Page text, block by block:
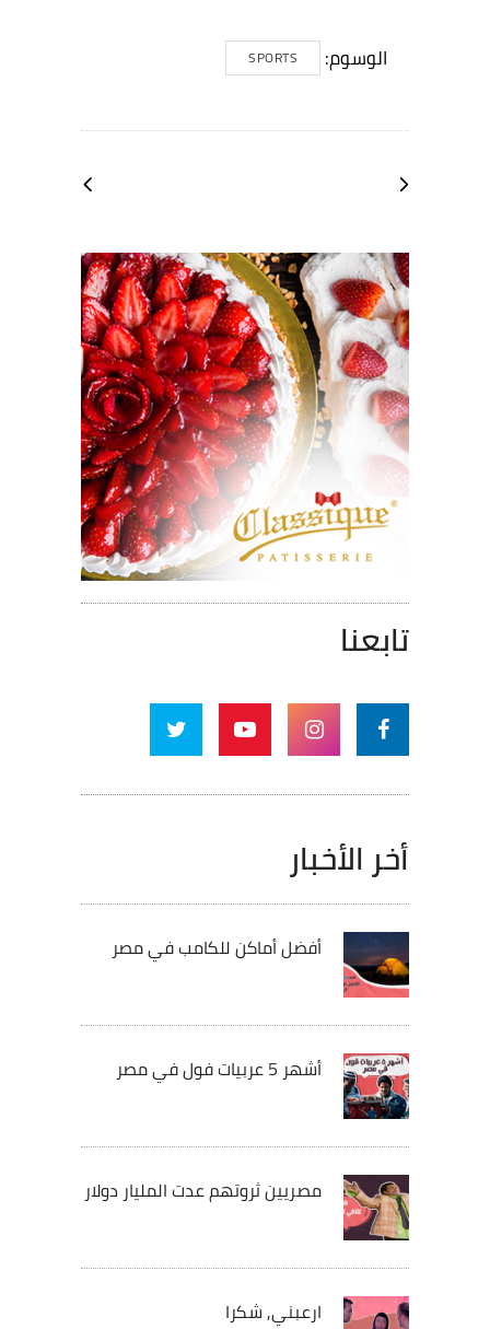
الوسوم: SPORTS
تابعنا
أخر الأخبار
أفضل أماكن للكامب في مصر
أشهر 5 عربيات فول في مصر
مصريين ثروتهم عدت المليار دولار
ارعبني, شكرا